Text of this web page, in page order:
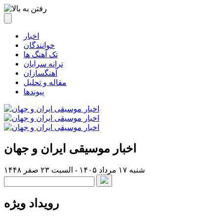
اخبار
خوانندگان
تک آهنگ ها
ترانه سرایان
آهنگسازان
مقاله و تحلیل
پیوندها
اخبار موسیقی ایران و جهان
شنبه ۱۷ مرداد ۱۴۰۵ - السبت ۲۳ صفر ۱۴۴۸
رویداد ویژه